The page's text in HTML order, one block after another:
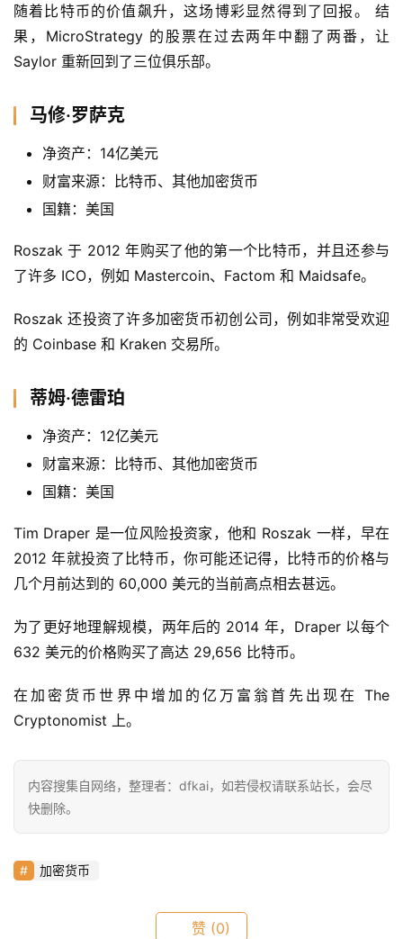
随着比特币的价值飙升，这场博彩显然得到了回报。 结
果，MicroStrategy 的股票在过去两年中翻了两番，让
Saylor 重新回到了三位俱乐部。
马修·罗萨克
净资产：14亿美元
财富来源：比特币、其他加密货币
国籍：美国
Roszak 于 2012 年购买了他的第一个比特币，并且还参与
了许多 ICO，例如 Mastercoin、Factom 和 Maidsafe。
Roszak 还投资了许多加密货币初创公司，例如非常受欢迎
的 Coinbase 和 Kraken 交易所。
蒂姆·德雷珀
净资产：12亿美元
财富来源：比特币、其他加密货币
国籍：美国
Tim Draper 是一位风险投资家，他和 Roszak 一样，早在
2012 年就投资了比特币，你可能还记得，比特币的价格与
几个月前达到的 60,000 美元的当前高点相去甚远。
为了更好地理解规模，两年后的 2014 年，Draper 以每个
632 美元的价格购买了高达 29,656 比特币。
在加密货币世界中增加的亿万富翁首先出现在 The
Cryptonomist 上。
内容搜集自网络，整理者：dfkai，如若侵权请联系站长，会尽
快删除。
加密货币
赞 (0)